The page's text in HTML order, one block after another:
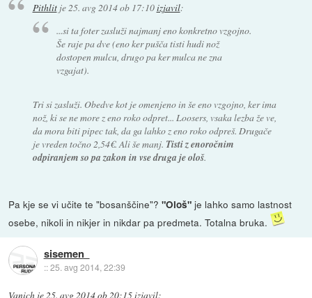
Pithlitje25. avg 2014 ob 17:10izjavil:
...si ta foter zasluži najmanj eno konkretno vzgojno.
Še raje pa dve (eno ker pušča tisti hudi nož
dostopen mulcu, drugo pa ker mulca ne zna
vzgajat).
Tri si zasluži. Obedve kot je omenjeno in še eno vzgojno, ker ima
nož, ki se ne more z eno roko odpret... Loosers, vsaka lezba že ve,
da mora biti pipec tak, da ga lahko z eno roko odpreš. Drugače
je vreden točno 2,54€. Ali še manj. Tisti z enoročnim
odpiranjem so pa zakon in vse druga je ološ.
Pa kje se vi učite te "bosanščine"?"Ološ" je lahko samo lastnost
osebe, nikoli in nikjer in nikdar pa predmeta. Totalna bruka.
sisemen
::25. avg 2014, 22:39
Vanich je25. avg 2014 ob 20:15izjavil: